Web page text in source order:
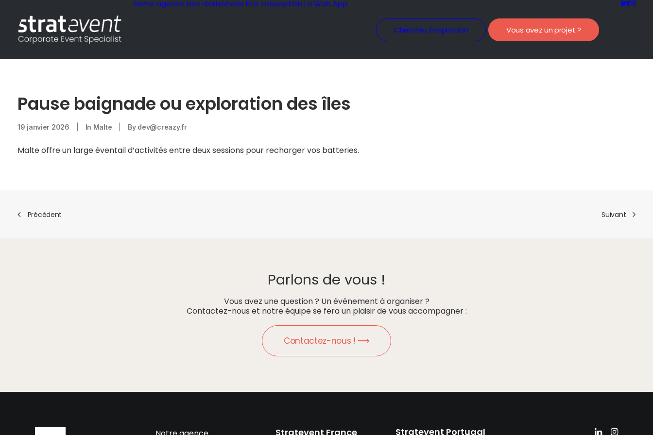
Notre agence Nos réalisations Eco conception La Web App
Cherchez l’inspiration Vous avez un projet ?
Pause baignade ou exploration des îles
19 janvier 2026 In Malte By dev@creazy.fr
Malte offre un large éventail d’activités entre deux sessions pour recharger vos batteries.
Précédent Suivant
Parlons de vous !
Vous avez une question ? Un événement à organiser ?
Contactez-nous et notre équipe se fera un plaisir de vous accompagner :
Contactez-nous ! ⟶
Stratevent France Stratevent Portugal